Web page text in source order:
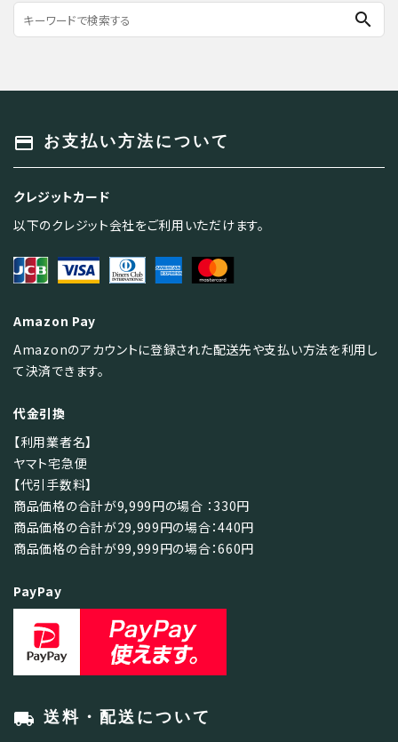
search
payment お支払い方法について
クレジットカード
以下のクレジット会社をご利用いただけます。
Amazon Pay
Amazonのアカウントに登録された配送先や支払い方法を利用し
て決済できます。
代金引換
【利用業者名】
ヤマト宅急便
【代引手数料】
商品価格の合計が9,999円の場合 ：330円
商品価格の合計が29,999円の場合：440円
商品価格の合計が99,999円の場合：660円
PayPay
local_shipping 送料・配送について